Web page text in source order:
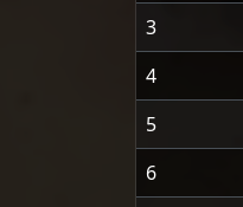
3
4
5
6